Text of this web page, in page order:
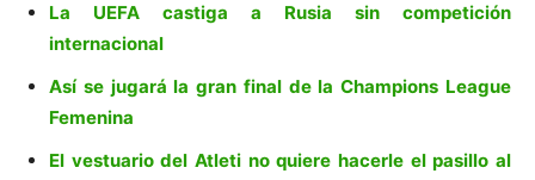
La UEFA castiga a Rusia sin competición
internacional
Así se jugará la gran final de la Champions League
Femenina
El vestuario del Atleti no quiere hacerle el pasillo al